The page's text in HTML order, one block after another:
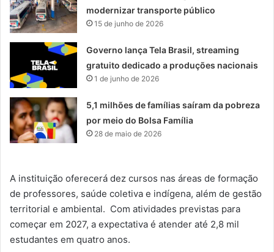
modernizar transporte público
15 de junho de 2026
Governo lança Tela Brasil, streaming
gratuito dedicado a produções nacionais
1 de junho de 2026
5,1 milhões de famílias saíram da pobreza
por meio do Bolsa Família
28 de maio de 2026
A instituição oferecerá dez cursos nas áreas de formação
de professores, saúde coletiva e indígena, além de gestão
territorial e ambiental. Com atividades previstas para
começar em 2027, a expectativa é atender até 2,8 mil
estudantes em quatro anos.